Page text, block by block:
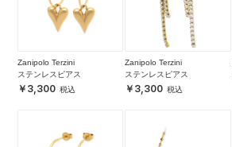
Zanipolo Terzini
ステンレスピアス
3,300
Zanipolo Terzini
ステンレスピアス
3,300